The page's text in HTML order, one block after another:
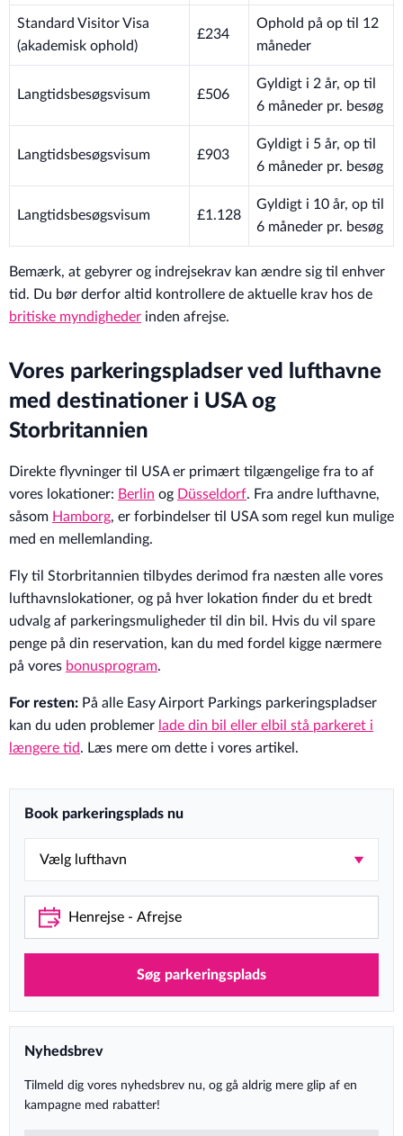
Standard Visitor Visa
(akademisk ophold)
£234
Ophold på op til 12
måneder
Langtidsbesøgsvisum £506
Gyldigt i 2 år, op til
6 måneder pr. besøg
Langtidsbesøgsvisum £903
Gyldigt i 5 år, op til
6 måneder pr. besøg
Langtidsbesøgsvisum £1.128
Gyldigt i 10 år, op til
6 måneder pr. besøg
Bemærk, at gebyrer og indrejsekrav kan ændre sig til enhver
tid. Du bør derfor altid kontrollere de aktuelle krav hos de
britiske myndigheder inden afrejse.
Vores parkeringspladser ved lufthavne
med destinationer i USA og
Storbritannien
Direkte flyvninger til USA er primært tilgængelige fra to af
vores lokationer: Berlin og Düsseldorf. Fra andre lufthavne,
såsom Hamborg, er forbindelser til USA som regel kun mulige
med en mellemlanding.
Fly til Storbritannien tilbydes derimod fra næsten alle vores
lufthavnslokationer, og på hver lokation finder du et bredt
udvalg af parkeringsmuligheder til din bil. Hvis du vil spare
penge på din reservation, kan du med fordel kigge nærmere
på vores bonusprogram.
For resten: På alle Easy Airport Parkings parkeringspladser
kan du uden problemer lade din bil eller elbil stå parkeret i
længere tid. Læs mere om dette i vores artikel.
Book parkeringsplads nu
Søg parkeringsplads
Nyhedsbrev
Tilmeld dig vores nyhedsbrev nu, og gå aldrig mere glip af en
kampagne med rabatter!